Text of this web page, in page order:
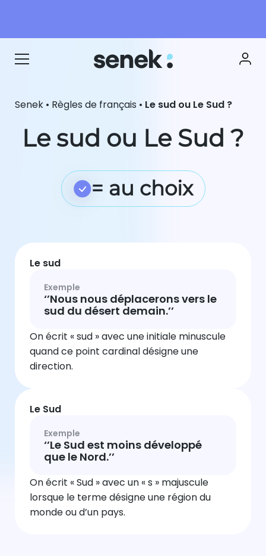
Senek • Règles de français • Le sud ou Le Sud ?
Le sud ou Le Sud ?
= au choix
Le sud
Exemple
‘’Nous nous déplacerons vers le
sud du désert demain.’’
On écrit « sud » avec une initiale minuscule
quand ce point cardinal désigne une
direction.
Le Sud
Exemple
‘’Le Sud est moins développé
que le Nord.’’
On écrit « Sud » avec un « s » majuscule
lorsque le terme désigne une région du
monde ou d’un pays.